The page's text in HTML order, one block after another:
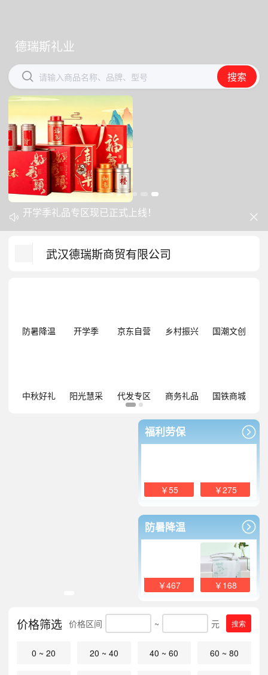
德瑞斯礼业
 请输入商品名称、品牌、型号 搜索
德瑞斯礼业
 请输入商品名称、品牌、型号 搜索

开学季礼品专区现已正式上线！
中秋礼品专区上线｜臻选团圆好礼

武汉德瑞斯商贸有限公司
防暑降温 开学季 京东自营 乡村振兴 国潮文创
中秋好礼 阳光慧采 代发专区 商务礼品 国铁商城
福利劳保
￥55 ￥275
防暑降温
￥467 ￥168
价格筛选 价格区间 ~ 元 搜索
0 ~ 20 20 ~ 40 40 ~ 60 60 ~ 80